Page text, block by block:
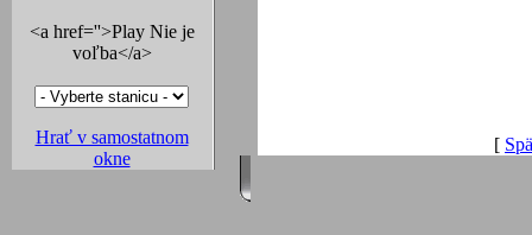
<a href=''>Play Nie je
voľba</a>
Hrať v samostatnom
okne
[